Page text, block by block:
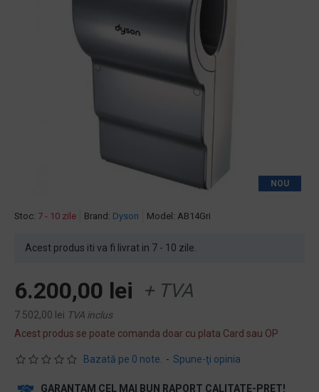
NOU
Stoc: 7 - 10 zile Brand: Dyson Model: AB14Gri
Acest produs iti va fi livrat in 7 - 10 zile.
Bazată pe 0 note. - Spune-ţi opinia
6.200,00 lei + TVA
7.502,00 lei TVA inclus
Acest produs se poate comanda doar cu plata Card sau OP
GARANTAM CEL MAI BUN RAPORT CALITATE-PRET!